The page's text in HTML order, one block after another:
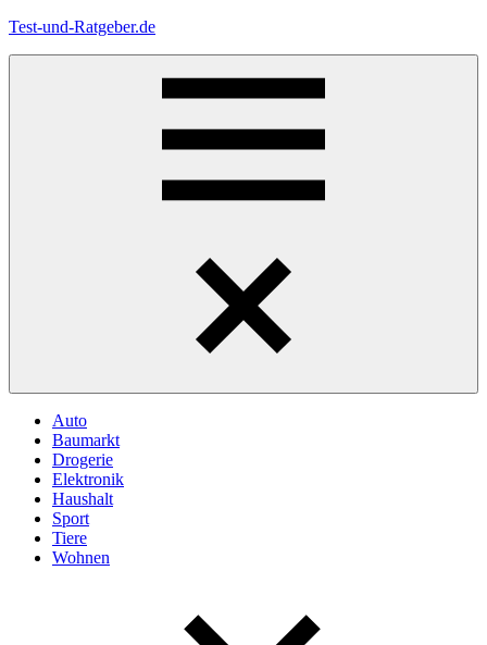
Zum
Test-und-Ratgeber.de
Auto
Baumarkt
Drogerie
Elektronik
Haushalt
Sport
Tiere
Wohnen